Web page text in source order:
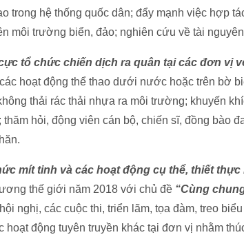
trong hệ thống quốc dân; đẩy mạnh việc hợp
môi trường biển, đảo; nghiên cứu về tài
tổ chức chiến dịch ra quân tại các đơn vị
hoạt động thể thao dưới nước hoặc trên bờ
thải rác thải nhựa ra môi trường; khuyến
thăm hỏi, động viên cán bộ, chiến sĩ, đồng bào
mít tinh và các hoạt động cụ thể, thiết thực
thế giới năm 2018 với chủ đề “Cùng
nghị, các cuộc thi, triển lãm, tọa đàm, treo
hoạt động tuyên truyền khác tại đơn vị nhằm